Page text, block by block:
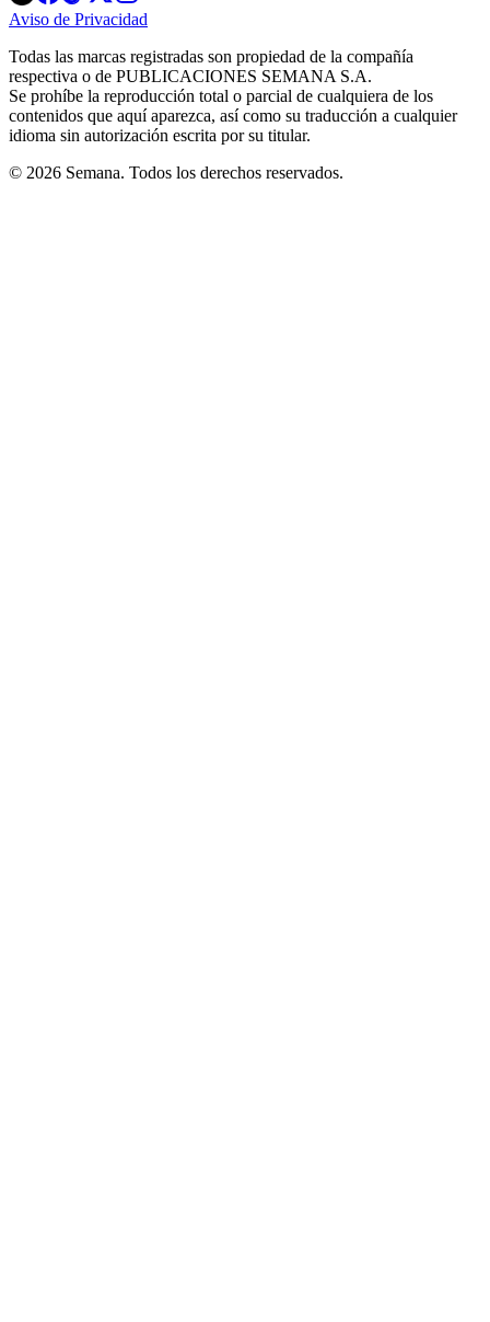
in
new
in
new
in
new
window
new
windowwindow
Aviso de Privacidad
new
window
Todas las marcas registradas son propiedad de la compañía
respectiva o de PUBLICACIONES SEMANA S.A.
Se prohíbe la reproducción total o parcial de cualquiera de los
contenidos que aquí aparezca, así como su traducción a cualquier
idioma sin autorización escrita por su titular.
© 2026 Semana. Todos los derechos reservados.